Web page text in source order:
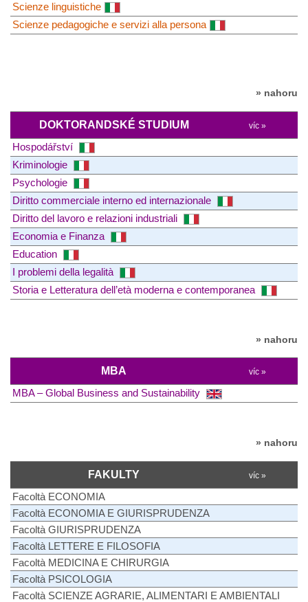
Scienze linguistiche
Scienze pedagogiche e servizi alla persona
» nahoru
DOKTORANDSKÉ STUDIUM víc »
Hospodářství
Kriminologie
Psychologie
Diritto commerciale interno ed internazionale
Diritto del lavoro e relazioni industriali
Economia e Finanza
Education
I problemi della legalità
Storia e Letteratura dell’età moderna e contemporanea
» nahoru
MBA víc »
MBA – Global Business and Sustainability
» nahoru
FAKULTY víc »
Facoltà ECONOMIA
Facoltà ECONOMIA E GIURISPRUDENZA
Facoltà GIURISPRUDENZA
Facoltà LETTERE E FILOSOFIA
Facoltà MEDICINA E CHIRURGIA
Facoltà PSICOLOGIA
Facoltà SCIENZE AGRARIE, ALIMENTARI E AMBIENTALI